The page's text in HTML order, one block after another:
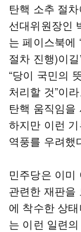
탄핵 소추 절
선대위원장인
는 페이스북에
절차 진행)이
“당이 국민의
처리할 것”이
탄핵 움직임을
하지만 이런
역풍를 우려했
민주당은 이미
관련한 재판을
에 착수한 상
는 이런 일련